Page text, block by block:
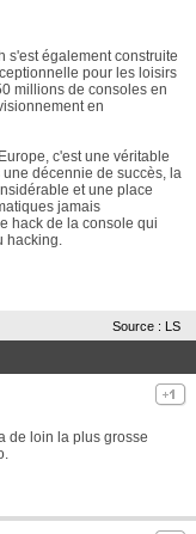
s'est également construite
pour les loisirs
millions de consoles en
en
c'est une véritable
décennie de succès, la
et une place
jamais
hack de la console qui
hacking.
Source : LS
de loin la plus grosse